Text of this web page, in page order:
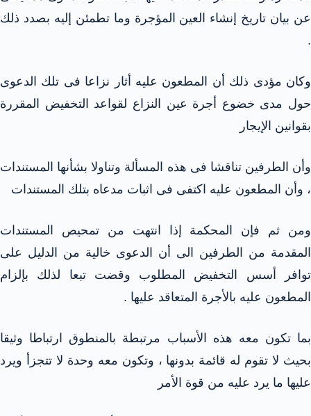
عن بيان تاريخ إنشاء العين المؤجرة وما تطمئن إليه بصدد ذلك
.
وكان مؤدى ذلك أن المطعون عليه أثار نزاعا فى تلك الدعوى
حول مدى خضوع أجرة عين النزاع لقواعد التخفيض المقررة
بقوانين الإيجار
وأن الطرفين تناقشا فى هذه المسألة وتناولا بشأنها المستندات
، وأن المطعون عليه اكتفى فى اثبات مدعاه بتلك المستندات
ومن ثم فإن المحكمة إذا انتهت من تمحيص المستندات
المقدمة من الطرفين الى أن الدعوى خالية من الدليل على
توافر أسس التخفيض المطلوب وقضت تبعا لذلك بإلزام
المطعون عليه بالأجرة المتعاقد عليها .
بما تكون معه هذه الأسباب مرتبطة بالمنطوق ارتباطا وثيقا
بحيث لا تقوم له قائمة بدونها ، وتكون معه وحدة لا تتجزأ ويرد
عليها ما يرد عليه من قوة الأمر